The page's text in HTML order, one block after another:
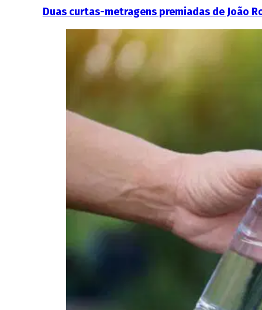
Duas curtas-metragens premiadas de João